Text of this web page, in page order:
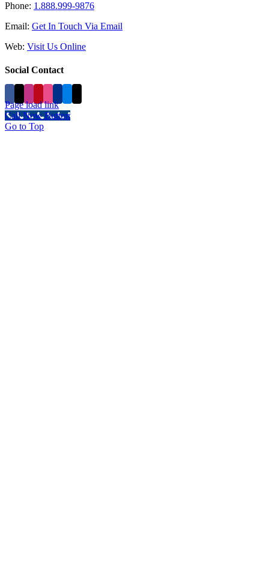
Phone: 1.888.999-9876
Email: Get In Touch Via Email
Web: Visit Us Online
Social Contact
Page load link
Call Now Button
Go to Top